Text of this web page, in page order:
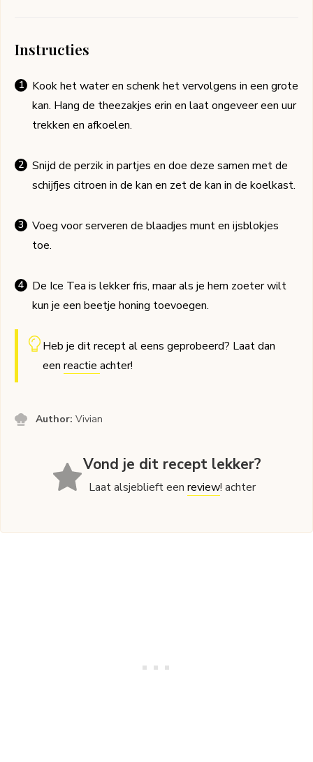
Instructies
Kook het water en schenk het vervolgens in een grote
kan. Hang de theezakjes erin en laat ongeveer een uur
trekken en afkoelen.
Snijd de perzik in partjes en doe deze samen met de
schijfjes citroen in de kan en zet de kan in de koelkast.
Voeg voor serveren de blaadjes munt en ijsblokjes
toe.
De Ice Tea is lekker fris, maar als je hem zoeter wilt
kun je een beetje honing toevoegen.
Heb je dit recept al eens geprobeerd? Laat dan
een reactie achter!
Author:Vivian
Vond je dit recept lekker?
Laat alsjeblieft eenreview! achter